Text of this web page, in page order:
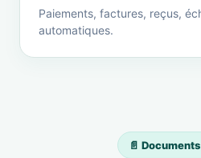
Paiements, factures, reçus,
automatiques.
📄